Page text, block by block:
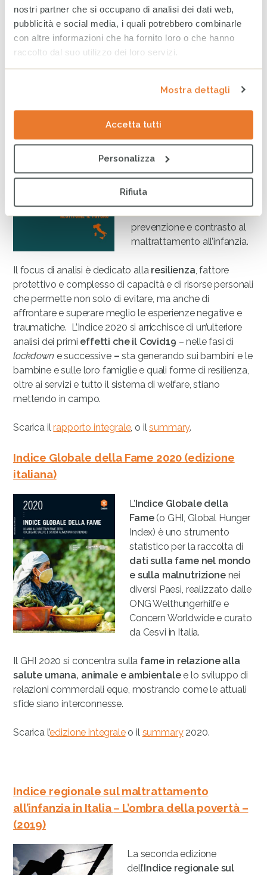
nostri partner che si occupano di analisi dei dati web,
pubblicità e social media, i quali potrebbero combinarle
con altre informazioni che ha fornito loro o che hanno
raccolto dal suo utilizzo dei loro servizi.
Mostra dettagli
Accetta tutti
Personalizza
Rifiuta
Indice regionale sul maltrattamento
all’infanzia in Italia–Restituire il futuro
La terza edizione dell’Indice
regionale sul
maltrattamento
all’infanzia in Italia –
Restituire il futuro,
20 regioni italiane secondo i
fattori di rischio e i servizi di
prevenzione e contrasto al
maltrattamento all’infanzia.
Il focus di analisi è dedicato alla resilienza, fattore
protettivo e complesso di capacità e di risorse personali
che permette non solo di evitare, ma anche di
affrontare e superare meglio le esperienze negative e
traumatiche. L’Indice 2020 si arricchisce di un’ulteriore
analisi dei primi effetti che il Covid19 – nelle fasi di
lockdown e successive – sta generando sui bambini e le
bambine e sulle loro famiglie e quali forme di resilienza,
oltre ai servizi e tutto il sistema di welfare, stiano
mettendo in campo.
Scarica ilrapporto integrale, o ilsummary.
Indice Globale della Fame 2020 (edizione
italiana)
L’Indice Globale della
Fame(o GHI, Global Hunger
Index) è uno strumento
statistico per la raccolta di
dati sulla fame nel mondo
e sulla malnutrizionenei
diversi Paesi, realizzato dalle
ONG Welthungerhilfe e
Concern Worldwide e curato
da Cesvi in Italia.
Il GHI 2020 si concentra sulla fame in relazione alla
salute umana, animale e ambientalee lo sviluppo di
relazioni commerciali eque, mostrando come le attuali
sfide siano interconnesse.
Scarica l’edizione integraleo il summary2020.
Indice regionale sul maltrattamento
all’infanzia in Italia– L’ombra della povertà –
(2019)
La seconda edizione
dell’ Indice regionale sul